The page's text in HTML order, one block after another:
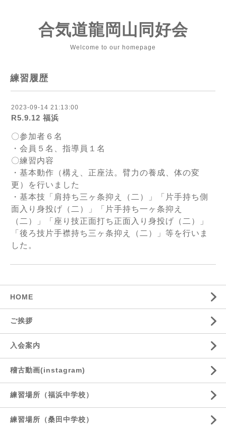
合気道龍岡山同好会
Welcome to our homepage
練習履歴
2023-09-14 21:13:00
R5.9.12 福浜
〇参加者６名
・会員５名、指導員１名
〇練習内容
・基本動作（構え、正座法。臂力の養成、体の変
更）を行いました
・基本技「肩持ち三ヶ条抑え（二）」「片手持ち側
面入り身投げ（二）」「片手持ち一ヶ条抑え
（二）」「座り技正面打ち正面入り身投げ（二）」
「後ろ技片手襟持ち三ヶ条抑え（二）」等を行いま
した。
HOME
ご挨拶
入会案内
稽古動画(instagram)
練習場所（福浜中学校）
練習場所（桑田中学校）